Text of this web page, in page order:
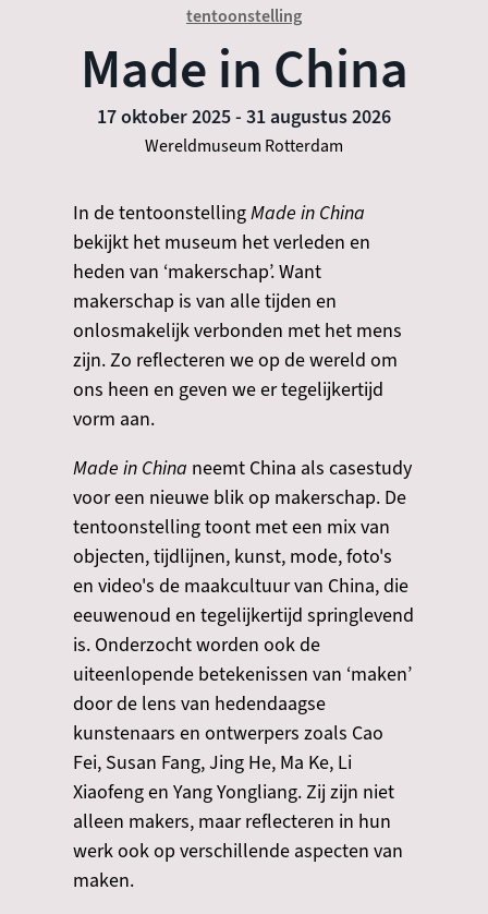
tentoonstelling
Made in China
17 oktober 2025- 31 augustus 2026
Wereldmuseum Rotterdam
In de tentoonstellingMade in China
bekijkt het museum het verleden en
heden van ‘makerschap’. Want
makerschap is van alle tijden en
onlosmakelijk verbonden met het mens
zijn. Zo reflecteren we op de wereld om
ons heen en geven we er tegelijkertijd
vorm aan.
Made in China neemt China als casestudy
voor een nieuwe blik op makerschap. De
tentoonstelling toont met een mix van
objecten, tijdlijnen, kunst, mode, foto's
en video's de maakcultuur van China, die
eeuwenoud en tegelijkertijd springlevend
is. Onderzocht worden ook de
uiteenlopende betekenissen van ‘maken’
door de lens van hedendaagse
kunstenaars en ontwerpers zoals Cao
Fei, Susan Fang, Jing He, Ma Ke, Li
Xiaofeng en Yang Yongliang. Zij zijn niet
alleen makers, maar reflecteren in hun
werk ook op verschillende aspecten van
maken.